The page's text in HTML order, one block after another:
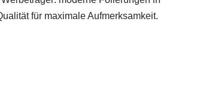
für maximale Aufmerksamkeit.